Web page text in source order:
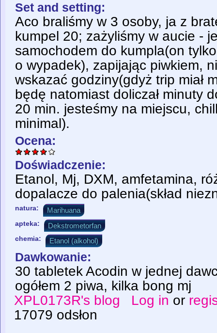
Set and setting:
Aco braliśmy w 3 osoby, ja z
kumpel 20; zażyliśmy w aucie -
samochodem do kumpla(on
o wypadek), zapijając piwkiem,
wskazać godziny(gdyż trip miał
będę natomiast doliczał minuty
20 min. jesteśmy na miejscu,
minimal).
Ocena:
Doświadczenie:
Etanol, Mj, DXM, amfetamina,
dopalacze do palenia(skład
natura: Marihuana
apteka: Dekstrometorfan
chemia: Etanol (alkohol)
Dawkowanie:
30 tabletek Acodin w jednej
ogółem 2 piwa, kilka bong mj
XPL0173R's blog
Log in or
17079 odsłon